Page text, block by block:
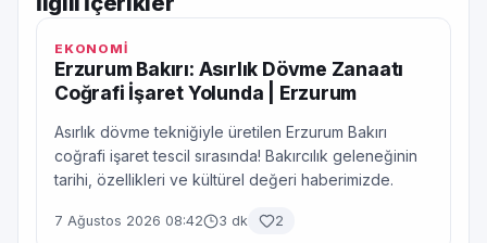
EKONOMİ
Erzurum Bakırı: Asırlık Dövme Zanaatı
Coğrafi İşaret Yolunda | Erzurum
Asırlık dövme tekniğiyle üretilen Erzurum Bakırı
coğrafi işaret tescil sırasında! Bakırcılık geleneğinin
tarihi, özellikleri ve kültürel değeri haberimizde.
7 Ağustos 2026 08:42 3 dk 2